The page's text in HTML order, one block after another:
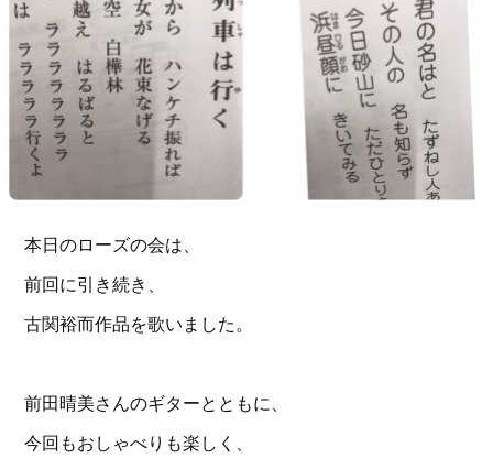
本日のローズの会は、
前回に引き続き、
古関裕而作品を歌いました。
前田晴美さんのギターとともに、
今回もおしゃべりも楽しく、